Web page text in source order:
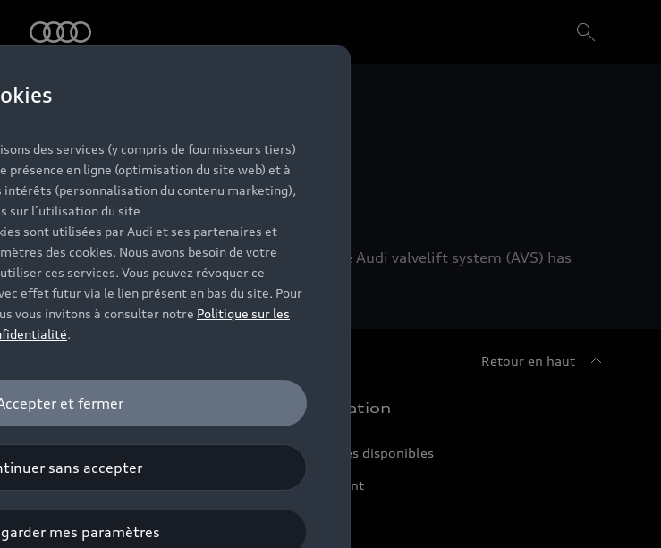
every engine designer strives to achieve. The Audi valvelift system (AVS) has
Retour en haut
Achat et location
Voir nos véhicules disponibles
Offres du moment
des services (y compris de fournisseurs tiers)
présence en ligne (optimisation du site web) et à
intérêts (personnalisation du contenu marketing),
sur l’utilisation du site
sont utilisées par Audi et ses partenaires et
des cookies. Nous avons besoin de votre
ces services. Vous pouvez révoquer ce
effet futur via le lien présent en bas du site. Pour
vous invitons à consulter notre Politique sur les
.
et fermer
sans accepter
mes paramètres